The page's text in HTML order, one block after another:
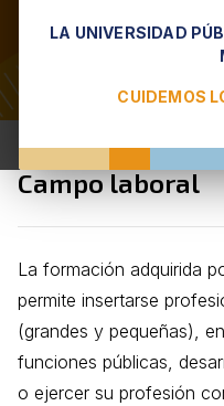
LA UNIVERSIDAD
CUIDEMOS
Ingeniería en
Campo laboral
La formación adquirida
permite insertarse
(grandes y pequeñas),
funciones públicas,
o ejercer su profesión